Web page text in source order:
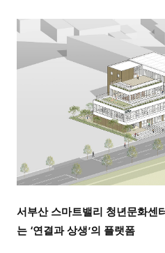
서부산 스마트밸리 청년문화센
는 ‘연결과 상생’의 플랫폼